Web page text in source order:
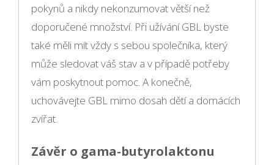
pokynů a nikdy nekonzumovat větší než
doporučené množství. Při užívání GBL byste
také měli mít vždy s sebou společníka, který
může sledovat váš stav a v případě potřeby
vám poskytnout pomoc. A konečně,
uchovávejte GBL mimo dosah dětí a domácích
zvířat.
Závěr o gama-butyrolaktonu